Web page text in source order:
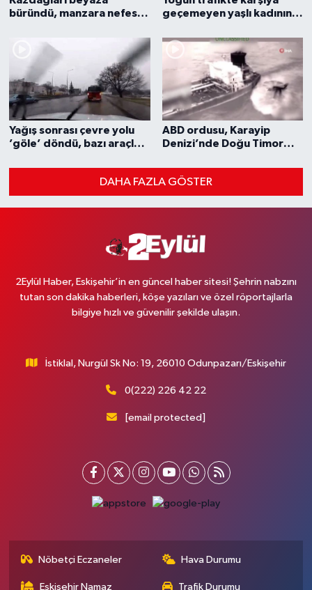
büründü, manzara nefes
geçemeyen yaşlı kadının
yetişti
Yağış sonrası çevre yolu
’göle’ döndü, bazı araçlar
ABD ordusu, Karayip
Denizi’nde Doğu Timor
koydu
DAHA FAZLA GÖSTER
2Eylül Haber, Eskişehir’in en güncel haber sitesi! Şehrin nabzını
tutan son dakika haberleri, köşe yazıları ve özel röportajlarla
bilgiye hızlı ve güvenilir şekilde ulaşın.
İstiklal, Nurgül Sk No: 19, 26010 Odunpazarı/Eskişehir
0(222) 226 42 22
[email protected]
Nöbetçi Eczaneler Hava Durumu
Eskişehir Namaz Trafik Durumu